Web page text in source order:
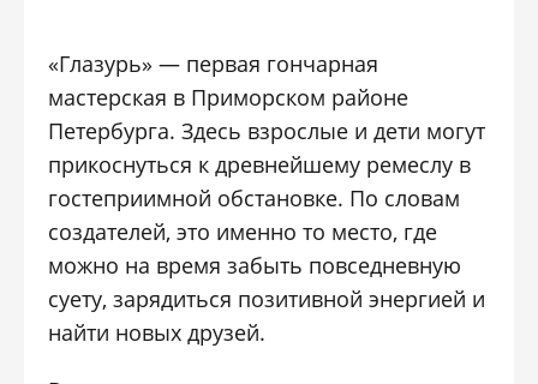
«Глазурь» — первая гончарная
мастерская в Приморском районе
Петербурга. Здесь взрослые и дети могут
прикоснуться к древнейшему ремеслу в
гостеприимной обстановке. По словам
создателей, это именно то место, где
можно на время забыть повседневную
суету, зарядиться позитивной энергией и
найти новых друзей.